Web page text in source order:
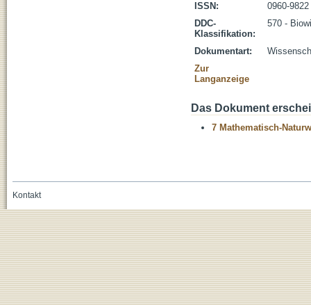
ISSN:
0960-9822
DDC-
Klassifikation:
570 -
Dokumentart:
Zur
Langanzeige
Das Dokument
7 Mathematisch-
Kontakt